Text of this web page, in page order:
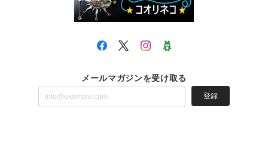
メールマガジンを受け取る
登録